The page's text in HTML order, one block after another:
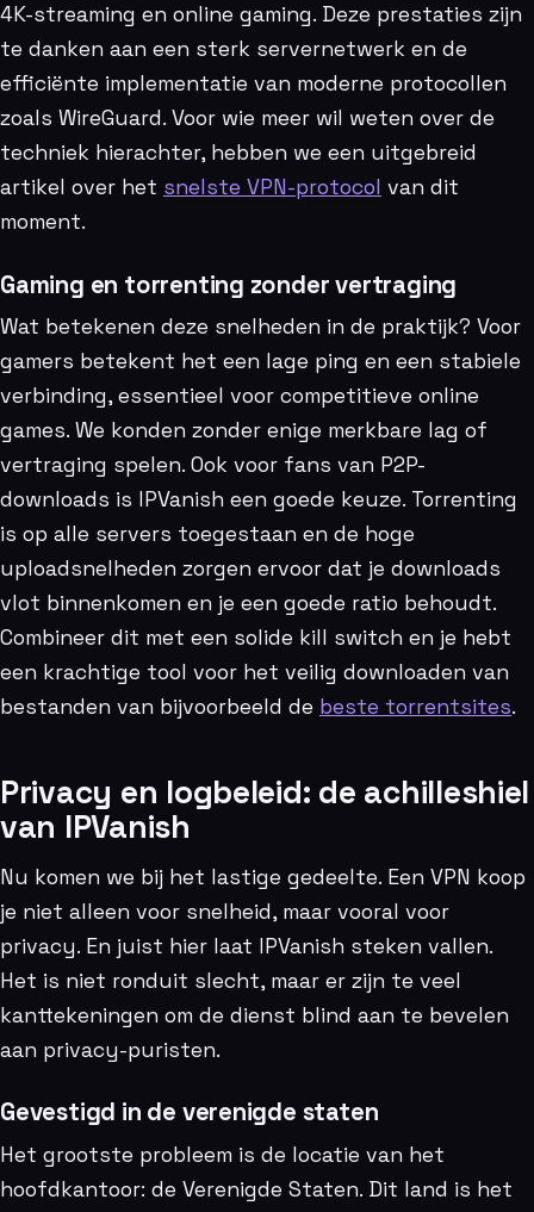
4K-streaming en online gaming. Deze prestaties zijn
te danken aan een sterk servernetwerk en de
efficiënte implementatie van moderne protocollen
zoals WireGuard. Voor wie meer wil weten over de
techniek hierachter, hebben we een uitgebreid
artikel over het snelste VPN-protocol van dit
moment.
Gaming en torrenting zonder vertraging
Wat betekenen deze snelheden in de praktijk? Voor
gamers betekent het een lage ping en een stabiele
verbinding, essentieel voor competitieve online
games. We konden zonder enige merkbare lag of
vertraging spelen. Ook voor fans van P2P-
downloads is IPVanish een goede keuze. Torrenting
is op alle servers toegestaan en de hoge
uploadsnelheden zorgen ervoor dat je downloads
vlot binnenkomen en je een goede ratio behoudt.
Combineer dit met een solide kill switch en je hebt
een krachtige tool voor het veilig downloaden van
bestanden van bijvoorbeeld de beste torrentsites.
Privacy en logbeleid: de achilleshiel
van IPVanish
Nu komen we bij het lastige gedeelte. Een VPN koop
je niet alleen voor snelheid, maar vooral voor
privacy. En juist hier laat IPVanish steken vallen.
Het is niet ronduit slecht, maar er zijn te veel
kanttekeningen om de dienst blind aan te bevelen
aan privacy-puristen.
Gevestigd in de verenigde staten
Het grootste probleem is de locatie van het
hoofdkantoor: de Verenigde Staten. Dit land is het